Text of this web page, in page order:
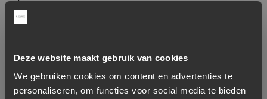
Deze website maakt gebruik van cookies
We gebruiken cookies om content en advertenties te
personaliseren, om functies voor social media te bieden
Artikelnummer
Oranje Furniture Care